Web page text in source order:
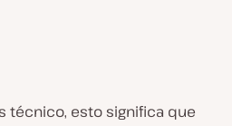
técnico, esto significa que